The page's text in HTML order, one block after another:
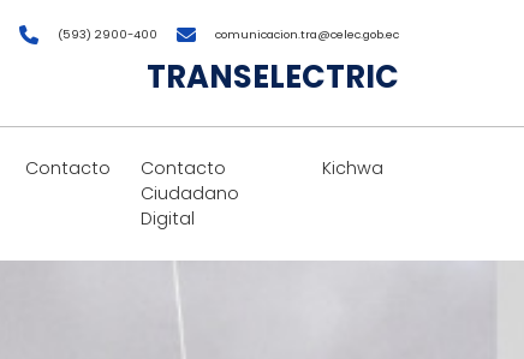
(593) 2900-400 comunicacion.tra@celec.gob.ec
TRANSELECTRIC
Contacto
Contacto
Ciudadano
Digital
Kichwa